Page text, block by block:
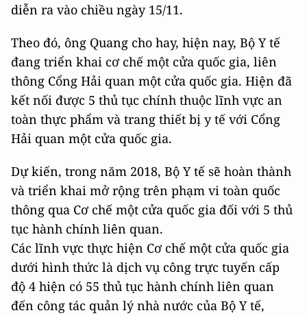
diễn ra vào chiều ngày 15/11.
Theo đó, ông Quang cho hay, hiện nay, Bộ Y tế
đang triển khai cơ chế một cửa quốc gia, liên
thông Cổng Hải quan một cửa quốc gia. Hiện đã
kết nối được 5 thủ tục chính thuộc lĩnh vực an
toàn thực phẩm và trang thiết bị y tế với Cổng
Hải quan một cửa quốc gia.
Dự kiến, trong năm 2018, Bộ Y tế sẽ hoàn thành
và triển khai mở rộng trên phạm vi toàn quốc
thông qua Cơ chế một cửa quốc gia đối với 5 thủ
tục hành chính liên quan.
Các lĩnh vực thực hiện Cơ chế một cửa quốc gia
dưới hình thức là dịch vụ công trực tuyến cấp
độ 4 hiện có 55 thủ tục hành chính liên quan
đến công tác quản lý nhà nước của Bộ Y tế,